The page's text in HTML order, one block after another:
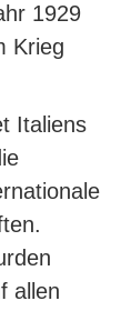
1929
Krieg
Italiens
allen